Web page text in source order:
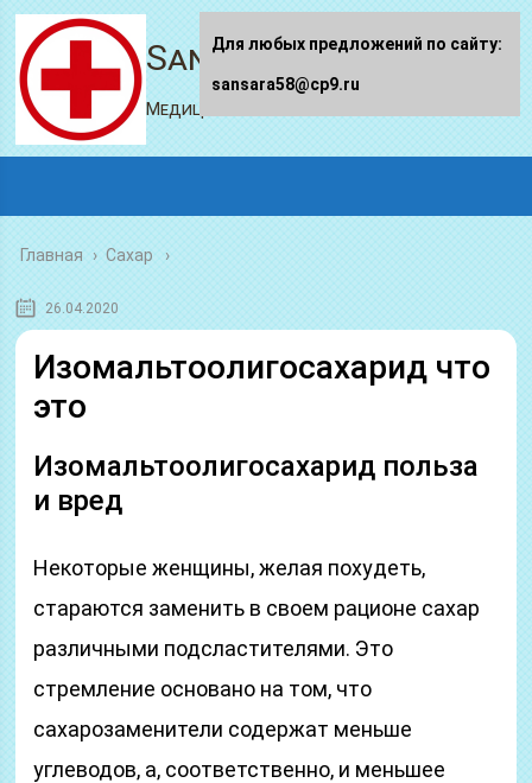
Sansara58.ru
Медицинский портал
Главная › Сахар
26.04.2020
Изомальтоолигосахарид что
это
Изомальтоолигосахарид польза
и вред
Некоторые женщины, желая похудеть,
стараются заменить в своем рационе сахар
различными подсластителями. Это
стремление основано на том, что
сахарозаменители содержат меньше
углеводов, а, соответственно, и меньшее
Для любых предложений по сайту:
sansara58@cp9.ru